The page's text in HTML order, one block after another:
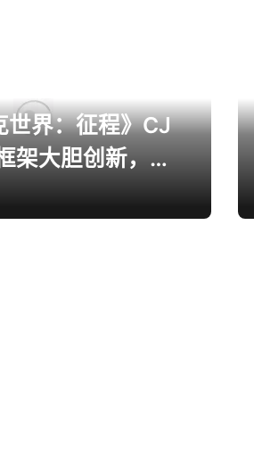
架大胆创新，用
坦克对战